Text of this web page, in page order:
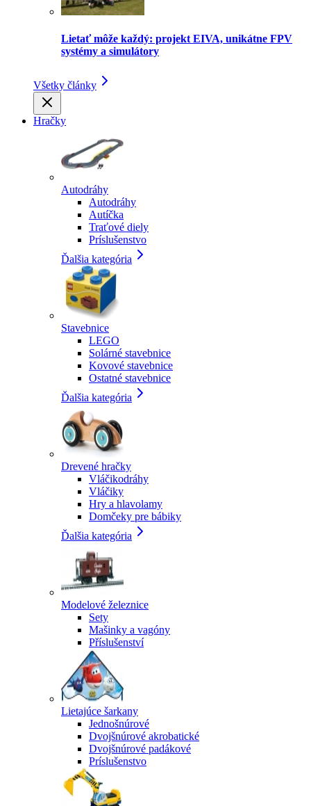
Lietať môže každý: projekt EIVA, unikátne FPV
systémy a simulátory
Všetky články
Hračky
Autodráhy
Autodráhy
Autíčka
Traťové diely
Príslušenstvo
Ďalšia kategória
Stavebnice
LEGO
Solárné stavebnice
Kovové stavebnice
Ostatné stavebnice
Ďalšia kategória
Drevené hračky
Vláčikodráhy
Vláčiky
Hry a hlavolamy
Domčeky pre bábiky
Ďalšia kategória
Modelové železnice
Sety
Mašinky a vagóny
Příslušenství
Lietajúce šarkany
Jednošnúrové
Dvojšnúrové akrobatické
Dvojšnúrové padákové
Príslušenstvo